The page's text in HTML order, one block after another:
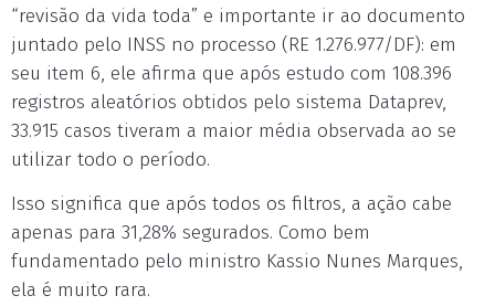
“revisão da vida toda” e importante ir ao documento
juntado pelo INSS no processo (RE 1.276.977/DF): em
seu item 6, ele afirma que após estudo com 108.396
registros aleatórios obtidos pelo sistema Dataprev,
33.915 casos tiveram a maior média observada ao se
utilizar todo o período.
Isso significa que após todos os filtros, a ação cabe
apenas para 31,28% segurados. Como bem
fundamentado pelo ministro Kassio Nunes Marques,
ela é muito rara.